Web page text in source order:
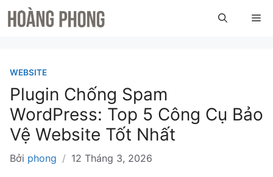
Chuyển
đến
WEBSITE
Plugin Chống Spam
WordPress: Top 5 Công Cụ Bảo
Vệ Website Tốt Nhất
Bởi phong / 12 Tháng 3, 2026